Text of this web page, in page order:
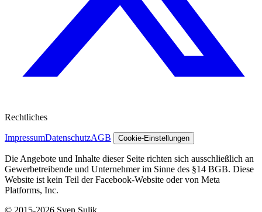
Rechtliches
ImpressumDatenschutzAGB Cookie-Einstellungen
Die Angebote und Inhalte dieser Seite richten sich ausschließlich an
Gewerbetreibende und Unternehmer im Sinne des §14 BGB. Diese
Website ist kein Teil der Facebook-Website oder von Meta
Platforms, Inc.
© 2015-2026 Sven Sulik